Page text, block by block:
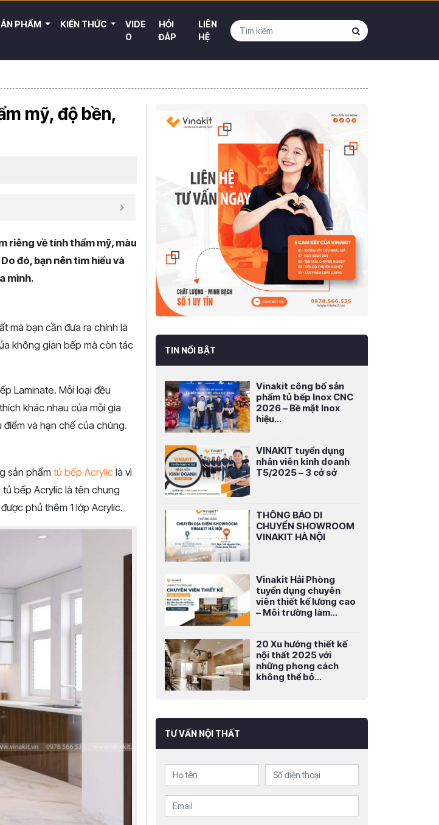
PHẨM KIẾN THỨC
VIDE
O
HỎI
ĐÁP
LIÊN
HỆ
mỹ, độ bền,
riêng về tính thẩm mỹ, màu
đó, bạn nên tìm hiểu và
mình.
mà bạn cần đưa ra chính là
không gian bếp mà còn tác
Laminate. Mỗi loại đều
khác nhau của mỗi gia
và hạn chế của chúng.
sản phẩm tủ bếp Acrylic là vì
bếp Acrylic là tên chung
phủ thêm 1 lớp Acrylic.
TIN NỔI BẬT
Vinakit công bố sản
phẩm tủ bếp Inox CNC
2026 – Bề mặt Inox
hiệu...
VINAKIT tuyển dụng
nhân viên kinh doanh
T5/2025 – 3 cở sở
THÔNG BÁO DI
CHUYỂN SHOWROOM
VINAKIT HÀ NỘI
Vinakit Hải Phòng
tuyển dụng chuyên
viên thiết kế lương cao
– Môi trường làm...
20 Xu hướng thiết kế
nội thất 2025 với
những phong cách
không thể bỏ...
TƯ VẤN NỘI THẤT